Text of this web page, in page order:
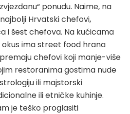
ponudu. Naime, na
Hrvatski chefovi,
i šest chefova. Na kućicama
ima street food hrana
chefovi koji manje-više
restoranima gostima nude
ili majstorski
ili etničke kuhinje.
je teško proglasiti